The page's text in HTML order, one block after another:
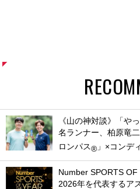
《山の神対談》「や
名ランナー、柏原竜
ロンパス® 」×コンデ
Number SPORTS OF
2026年を代表するア